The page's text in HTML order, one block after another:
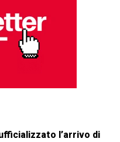
l’arrivo di